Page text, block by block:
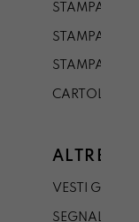
STAMPA A3
STAMPA A1
STAMPA A0
CARTOLINA
ALTRE
VESTI
SEGNALIBRO